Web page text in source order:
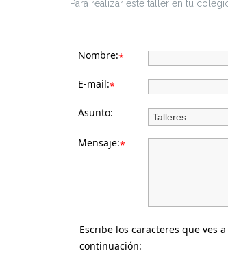
Para realizar este taller en tu
Nombre:*
E-mail:*
Asunto:
Mensaje:*
Escribe los caracteres que ves a
continuación: